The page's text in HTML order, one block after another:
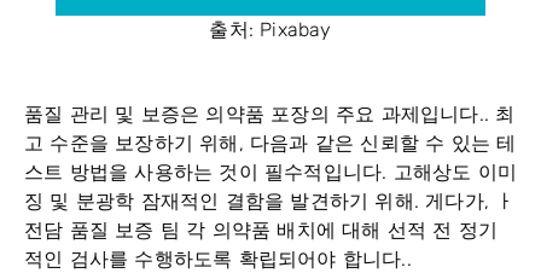
출처: Pixabay
품질 관리 및 보증은 의약품 포장의 주요 과제입니다.. 최
고 수준을 보장하기 위해, 다음과 같은 신뢰할 수 있는 테
스트 방법을 사용하는 것이 필수적입니다. 고해상도 이미
징 및 분광학 잠재적인 결함을 발견하기 위해. 게다가, ㅏ
전담 품질 보증 팀 각 의약품 배치에 대해 선적 전 정기
적인 검사를 수행하도록 확립되어야 합니다..